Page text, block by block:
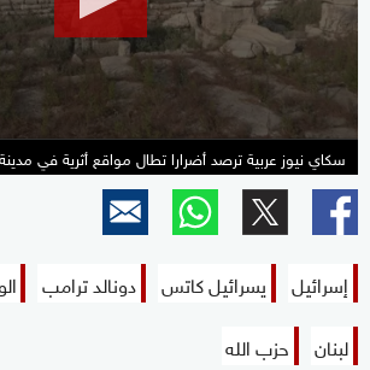
سكاي نيوز عربية ترصد أضرارا تطال مواقع أثرية في
إسرائيل يسرائيل كاتس دونالد ترامب
لبنان
حزب الله